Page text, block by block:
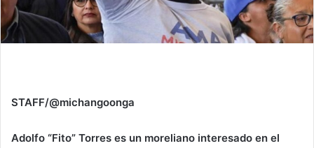
STAFF/@michangoonga
Adolfo “Fito” Torres es un moreliano interesado en el